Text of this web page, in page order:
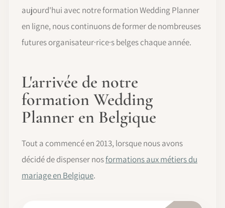
aujourd'hui avec notre formation Wedding Planner
en ligne, nous continuons de former de nombreuses
futures organisateur·rice·s belges chaque année.
L'arrivée de notre
formation Wedding
Planner en Belgique
Tout a commencé en 2013, lorsque nous avons
décidé de dispenser nosformations aux métiers du
mariage en Belgique.